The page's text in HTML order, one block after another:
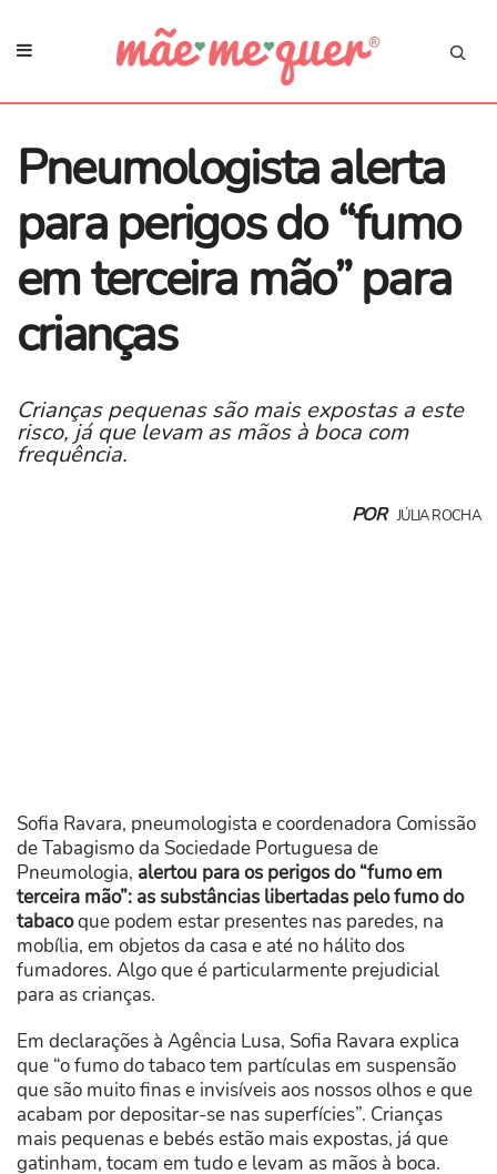
Pneumologista alerta
para perigos do “fumo
em terceira mão” para
crianças
Crianças pequenas são mais expostas a este
risco, já que levam as mãos à boca com
frequência.
POR JÚLIA ROCHA
Sofia Ravara, pneumologista e coordenadora Comissão
de Tabagismo da Sociedade Portuguesa de
Pneumologia, alertou para os perigos do “fumo em
terceira mão”: as substâncias libertadas pelo fumo do
tabacoque podem estar presentes nas paredes, na
mobília, em objetos da casa e até no hálito dos
fumadores. Algo que é particularmente prejudicial
para as crianças.
Em declarações à Agência Lusa, Sofia Ravara explica
que “o fumo do tabaco tem partículas em suspensão
que são muito finas e invisíveis aos nossos olhos e que
acabam por depositar-se nas superfícies”. Crianças
mais pequenas e bebés estão mais expostas, já que
gatinham, tocam em tudo e levam as mãos à boca.